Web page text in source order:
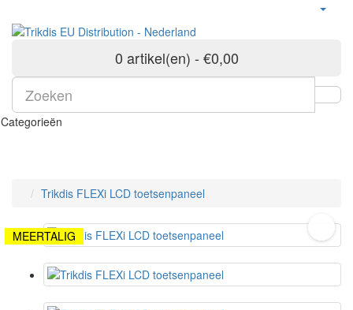
0 artikel(en) - €0,00
Categorieën
Trikdis FLEXi LCD toetsenpaneel
MEERTALIG